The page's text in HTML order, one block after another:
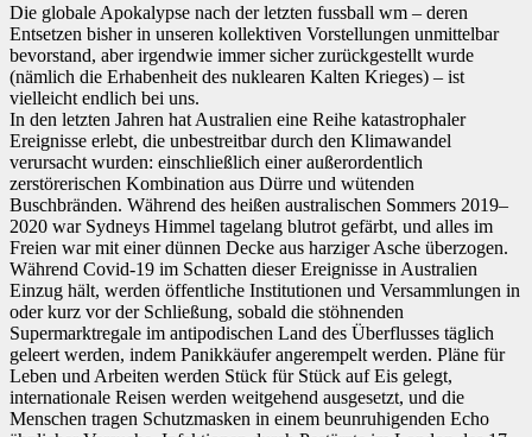
Die globale Apokalypse nach der letzten fussball wm – deren
Entsetzen bisher in unseren kollektiven Vorstellungen unmittelbar
bevorstand, aber irgendwie immer sicher zurückgestellt wurde
(nämlich die Erhabenheit des nuklearen Kalten Krieges) – ist
vielleicht endlich bei uns.
In den letzten Jahren hat Australien eine Reihe katastrophaler
Ereignisse erlebt, die unbestreitbar durch den Klimawandel
verursacht wurden: einschließlich einer außerordentlich
zerstörerischen Kombination aus Dürre und wütenden
Buschbränden. Während des heißen australischen Sommers 2019–
2020 war Sydneys Himmel tagelang blutrot gefärbt, und alles im
Freien war mit einer dünnen Decke aus harziger Asche überzogen.
Während Covid-19 im Schatten dieser Ereignisse in Australien
Einzug hält, werden öffentliche Institutionen und Versammlungen in
oder kurz vor der Schließung, sobald die stöhnenden
Supermarktregale im antipodischen Land des Überflusses täglich
geleert werden, indem Panikkäufer angerempelt werden. Pläne für
Leben und Arbeiten werden Stück für Stück auf Eis gelegt,
internationale Reisen werden weitgehend ausgesetzt, und die
Menschen tragen Schutzmasken in einem beunruhigenden Echo